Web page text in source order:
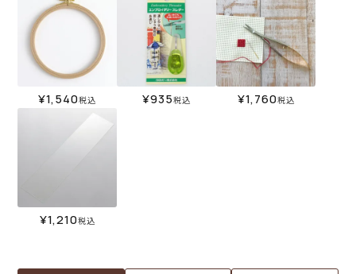
¥1,540税込 ¥935税込 ¥1,760税込
¥1,210税込